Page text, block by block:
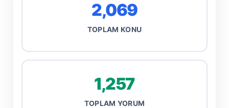
2,069
TOPLAM KONU
1,257
TOPLAM YORUM